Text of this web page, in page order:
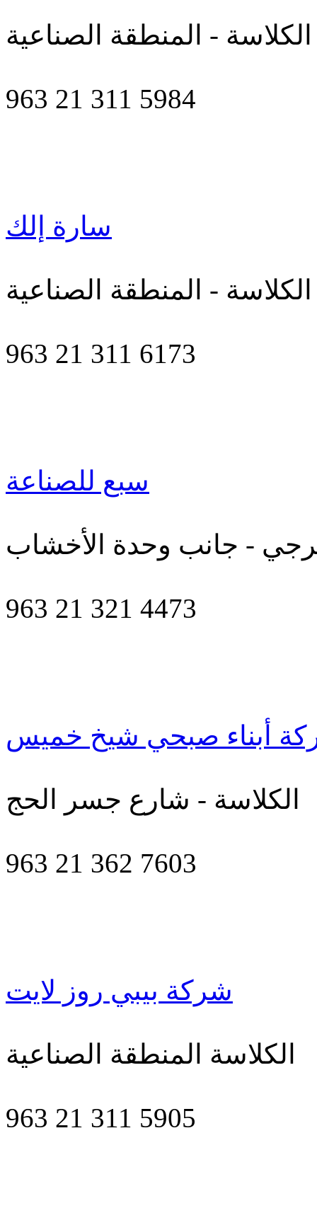
الكلاسة - المنطقة الصناعية
963 21 311 5984
سارة إلك
الكلاسة - المنطقة الصناعية
963 21 311 6173
سبع للصناعة
- جانب وحدة الأخشاب
963 21 321 4473
أبناء صبحي شيخ خميس
الكلاسة - شارع جسر الحج
963 21 362 7603
شركة بيبي روز لايت
الكلاسة المنطقة الصناعية
963 21 311 5905